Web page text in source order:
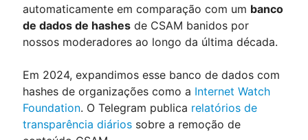
automaticamente em comparação com um banco
de dados de hashes de CSAM banidos por
nossos moderadores ao longo da última década.
Em 2024, expandimos esse banco de dados com
hashes de organizações como a Internet Watch
Foundation. O Telegram publica relatórios de
transparência diários sobre a remoção de